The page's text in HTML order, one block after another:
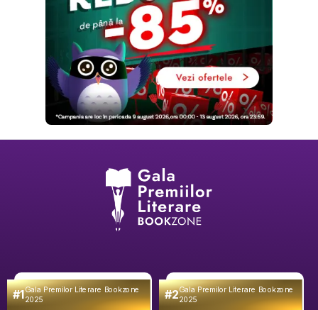
#1Gala Premilor Literare Bookzone
2025 #2Gala Premilor Literare Bookzone
2025